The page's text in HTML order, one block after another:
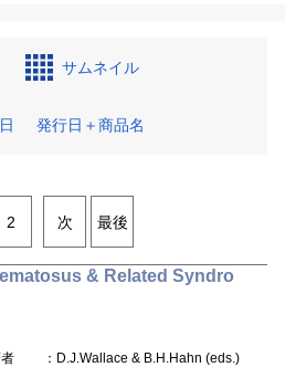
サムネイル
発行日＋商品名
2 次 最後
& Related Syndro
：D.J.Wallace & B.H.Hahn (eds.)